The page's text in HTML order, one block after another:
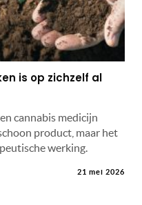
is op zichzelf al
cannabis medicijn
product, maar het
werking.
21 mei 2026